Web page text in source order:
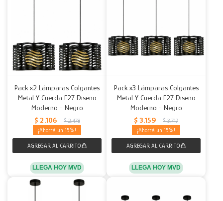
Pack x2 Lámparas Colgantes
Metal Y Cuerda E27 Diseño
Moderno - Negro
$ 2.106 $ 2.478
15
LLEGA HOY MVD
Pack x3 Lámparas Colgantes
Metal Y Cuerda E27 Diseño
Moderno - Negro
$ 3.159 $ 3.717
15
LLEGA HOY MVD